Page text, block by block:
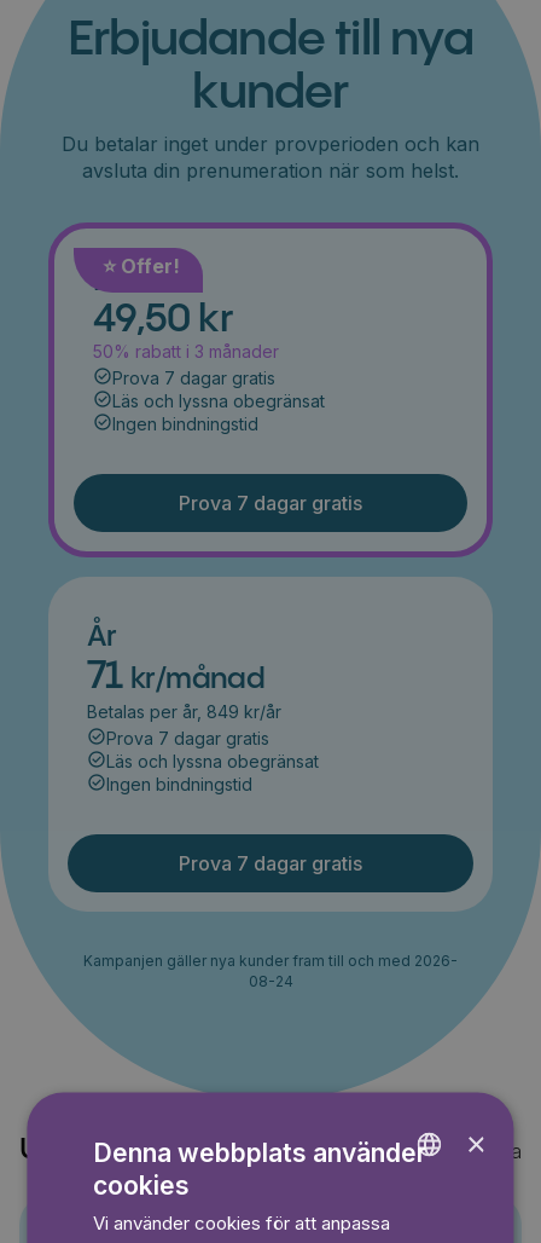
Erbjudande till nya
kunder
Du betalar inget under provperioden och kan
avsluta din prenumeration när som helst.
⭐️ Offer!
Månad
49,50 kr
50% rabatt i 3 månader
Prova 7 dagar gratis
Läs och lyssna obegränsat
Ingen bindningstid
Prova 7 dagar gratis
År
71 kr/månad
Betalas per år, 849 kr/år
Prova 7 dagar gratis
Läs och lyssna obegränsat
Ingen bindningstid
Prova 7 dagar gratis
Kampanjen gäller nya kunder fram till och med 2026-
08-24
Upptäck också Visa alla
×
Denna webbplats använder
cookies
Vi använder cookies för att anpassa